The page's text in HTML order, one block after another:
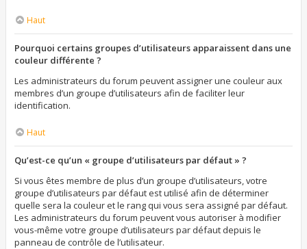
Haut
Pourquoi certains groupes d’utilisateurs apparaissent dans une
couleur différente ?
Les administrateurs du forum peuvent assigner une couleur aux
membres d’un groupe d’utilisateurs afin de faciliter leur
identification.
Haut
Qu’est-ce qu’un « groupe d’utilisateurs par défaut » ?
Si vous êtes membre de plus d’un groupe d’utilisateurs, votre
groupe d’utilisateurs par défaut est utilisé afin de déterminer
quelle sera la couleur et le rang qui vous sera assigné par défaut.
Les administrateurs du forum peuvent vous autoriser à modifier
vous-même votre groupe d’utilisateurs par défaut depuis le
panneau de contrôle de l’utilisateur.